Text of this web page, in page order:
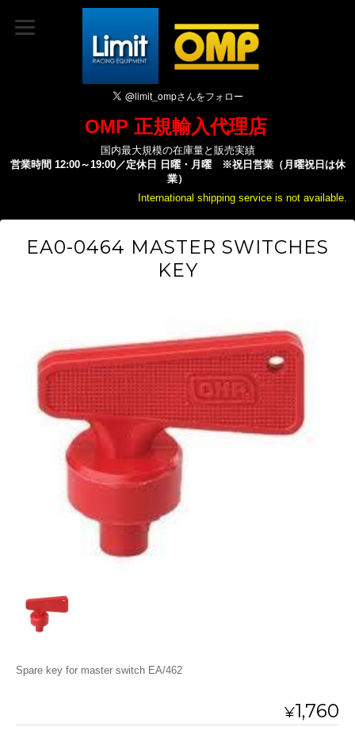
OMP 正規輸入代理店
国内最大規模の在庫量と販売実績
営業時間 12:00～19:00／定休日 日曜・月曜 ※祝日営業（月曜祝日は休
業）
International shipping service is not available.
EA0-0464 MASTER SWITCHES
KEY
Spare key for master switch EA/462
¥1,760